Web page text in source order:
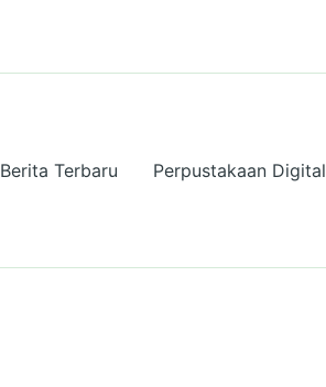
Berita Terbaru Perpustakaan Digital